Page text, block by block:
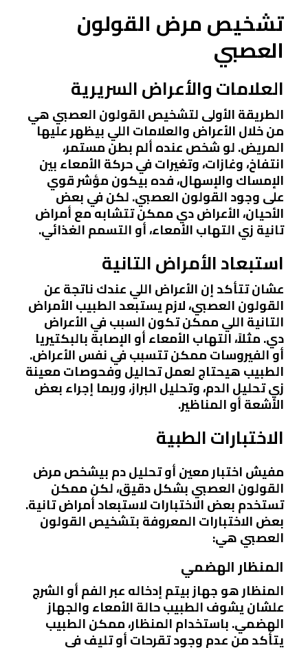
تشخيص مرض القولون
العصبي
العلامات والأعراض السريرية
الطريقة الأولى لتشخيص القولون العصبي هي
من خلال الأعراض والعلامات اللي بيظهر عليها
المريض. لو شخص عنده ألم بطن مستمر،
انتفاخ، وغازات، وتغيرات في حركة الأمعاء بين
الإمساك والإسهال، فده بيكون مؤشر قوي
على وجود القولون العصبي. لكن في بعض
الأحيان، الأعراض دي ممكن تتشابه مع أمراض
تانية زي التهاب الأمعاء، أو التسمم الغذائي.
استبعاد الأمراض التانية
عشان تتأكد إن الأعراض اللي عندك ناتجة عن
القولون العصبي، لازم يستبعد الطبيب الأمراض
التانية اللي ممكن تكون السبب في الأعراض
دي. مثلاً، التهاب الأمعاء أو الإصابة بالبكتيريا
أو الفيروسات ممكن تتسبب في نفس الأعراض.
الطبيب هيحتاج لعمل تحاليل وفحوصات معينة
زي تحليل الدم، وتحليل البراز، وربما إجراء بعض
الأشعة أو المناظير.
الاختبارات الطبية
مفيش اختبار معين أو تحليل دم بيشخص مرض
القولون العصبي بشكل دقيق، لكن ممكن
تستخدم بعض الاختبارات لاستبعاد أمراض تانية.
بعض الاختبارات المعروفة بتشخيص القولون
العصبي هي:
المنظار الهضمي
المنظار هو جهاز بيتم إدخاله عبر الفم أو الشرج
علشان يشوف الطبيب حالة الأمعاء والجهاز
الهضمي. باستخدام المنظار، ممكن الطبيب
يتأكد من عدم وجود تقرحات أو تليف في